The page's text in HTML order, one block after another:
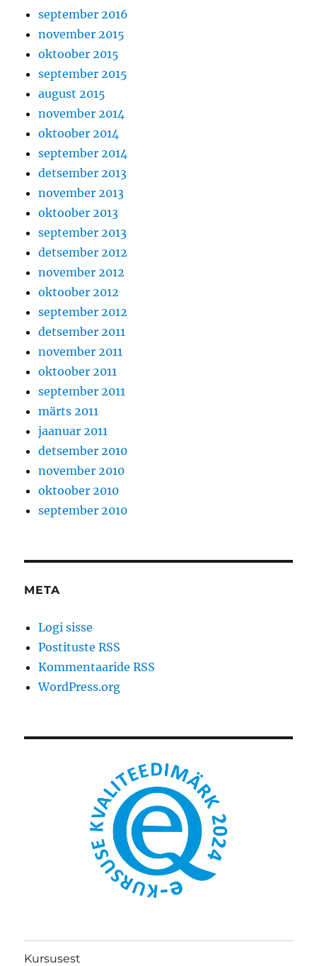
september 2016
november 2015
oktoober 2015
september 2015
august 2015
november 2014
oktoober 2014
september 2014
detsember 2013
november 2013
oktoober 2013
september 2013
detsember 2012
november 2012
oktoober 2012
september 2012
detsember 2011
november 2011
oktoober 2011
september 2011
märts 2011
jaanuar 2011
detsember 2010
november 2010
oktoober 2010
september 2010
META
Logi sisse
Postituste RSS
Kommentaaride RSS
WordPress.org
Kursusest